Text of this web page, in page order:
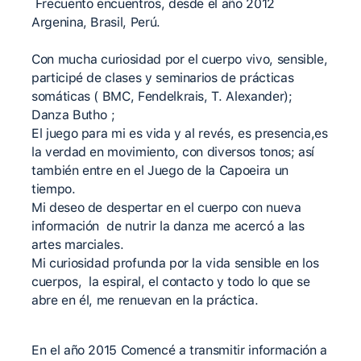
Frecuento encuentros, desde el año 2012
Argenina, Brasil, Perú.
Con mucha curiosidad por el cuerpo vivo, sensible,
participé de clases y seminarios de prácticas
somáticas ( BMC, Fendelkrais, T. Alexander);
Danza Butho ;
El juego para mi es vida y al revés, es presencia,es
la verdad en movimiento, con diversos tonos; así
también entre en el Juego de la Capoeira un
tiempo.
Mi deseo de despertar en el cuerpo con nueva
información de nutrir la danza me acercó a las
artes marciales.
Mi curiosidad profunda por la vida sensible en los
cuerpos, la espiral, el contacto y todo lo que se
abre en él, me renuevan en la práctica.
En el año 2015 Comencé a transmitir información a